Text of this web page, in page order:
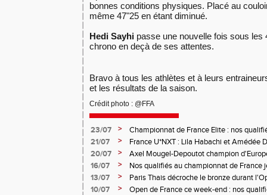
bonnes conditions physiques. Placé au
même 47"25 en étant diminué.
Hedi Sayhi passe une nouvelle fois sous les
chrono en deçà de ses attentes.
Bravo à tous les athlètes et à leurs
et les résultats de la saison.
Crédit photo : @FFA
23/07 >
Championnat de France Elite : nos
21/07
>
France U*NXT : Lila Habachi et Amédée
belles médailles
20/07 >
Axel Mougel-Depoutot champion
16/07
>
Nos qualifiés au championnat de France
13/07
>
Paris Thais décroche le bronze durant
10/07
>
Open de France ce week-end : nos